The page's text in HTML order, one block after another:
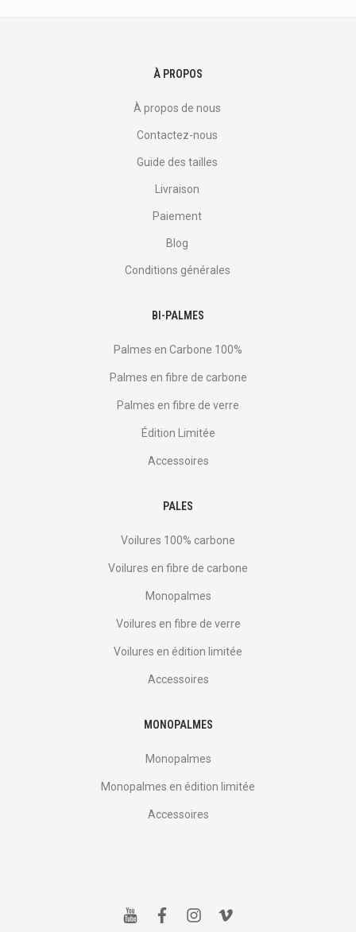
À PROPOS
À propos de nous
Contactez-nous
Guide des tailles
Livraison
Paiement
Blog
Conditions générales
BI-PALMES
Palmes en Carbone 100%
Palmes en fibre de carbone
Palmes en fibre de verre
Édition Limitée
Accessoires
PALES
Voilures 100% carbone
Voilures en fibre de carbone
Monopalmes
Voilures en fibre de verre
Voilures en édition limitée
Accessoires
MONOPALMES
Monopalmes
Monopalmes en édition limitée
Accessoires
y f i v